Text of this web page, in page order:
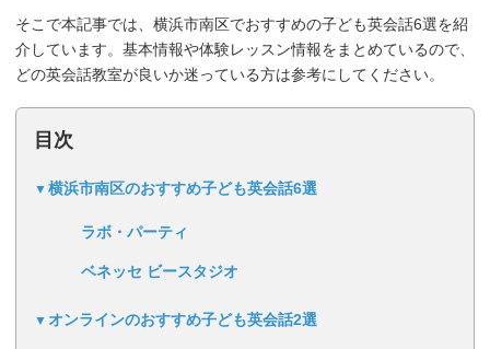
そこで本記事では、横浜市南区でおすすめの子ども英会話6選を紹
介しています。基本情報や体験レッスン情報をまとめているので、
どの英会話教室が良いか迷っている方は参考にしてください。
目次
横浜市南区のおすすめ子ども英会話6選
ラボ・パーティ
ベネッセ ビースタジオ
オンラインのおすすめ子ども英会話2選